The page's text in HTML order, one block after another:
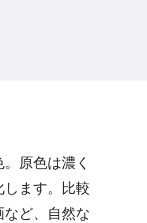
原色は濃く
ます。比較
ど、自然な